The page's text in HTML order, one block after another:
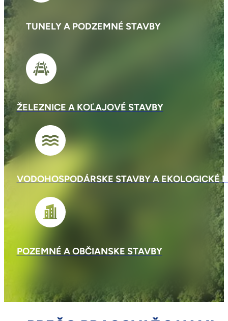
TUNELY A PODZEMNÉ STAVBY
ŽELEZNICE A KOĽAJOVÉ STAVBY
VODOHOSPODÁRSKE STAVBY A EKOLOGICKÉ
POZEMNÉ A OBČIANSKE STAVBY